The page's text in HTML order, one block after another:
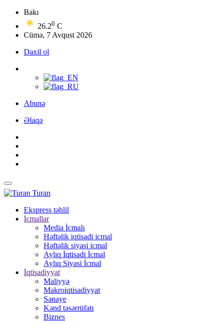
Bakı
26.20 C
Cümə, 7 Avqust 2026
Daxil ol
Abunə
Əlaqə
Turan
Ekspress təhlil
İcmallar
Media İcmalı
Həftəlik iqtisadi icmal
Həftəlik siyasi icmal
Aylıq İqtisadi İcmal
Aylıq Siyasi İcmal
İqtisadiyyat
Maliyyə
Makroiqtisadiyyat
Sənaye
Kənd təsərrüfatı
Biznes